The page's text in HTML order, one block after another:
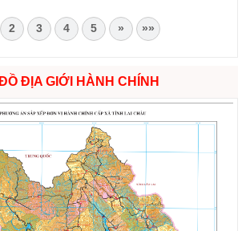
2 3 4 5 » »»
ĐỊA GIỚI HÀNH CHÍNH